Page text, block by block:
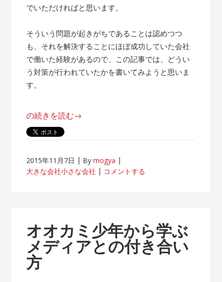
でいただければと思います。
そういう問題が起きがちであることは認めつつ
も、それを解決することにほぼ成功していた会社
で働いた経験があるので、この記事では、どうい
う対策が行われていたかを書いてみようと思いま
す。
“帰
属
が
客
先
常
駐
の続きを読む→
2015年11月7日 Bymogya
大きな会社小さな会社
コメントする
オオカミ少年から学ぶ
メディアとの付き合い
方